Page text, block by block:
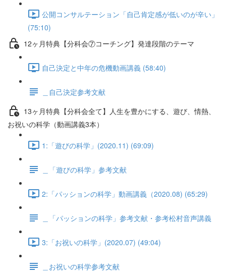
公開コンサルテーション「自己肯定感が低いのが辛い」
(75:10)
12ヶ月特典【分科会⑦コーチング】発達段階のテーマ
自己決定と中年の危機動画講義 (58:40)
＿自己決定参考文献
13ヶ月特典【分科会全て】人生を豊かにする、遊び、情熱、
お祝いの科学（動画講義3本）
1:「遊びの科学」(2020.11) (69:09)
＿「遊びの科学」参考文献
2:「パッションの科学」動画講義（2020.08) (65:29)
＿「パッションの科学」参考文献・参考松村音声講義
3:「お祝いの科学」(2020.07) (49:04)
＿お祝いの科学参考文献